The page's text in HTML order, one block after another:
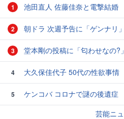
1 池田直人 佐藤佳奈と電撃結婚
2 朝ドラ 次週予告に「ゲンナリ」
3 堂本剛の投稿に「匂わせなの?」
4 大久保佳代子 50代の性欲事情
5
ケンコバ コロナで謎の後遺症
芸能ニ